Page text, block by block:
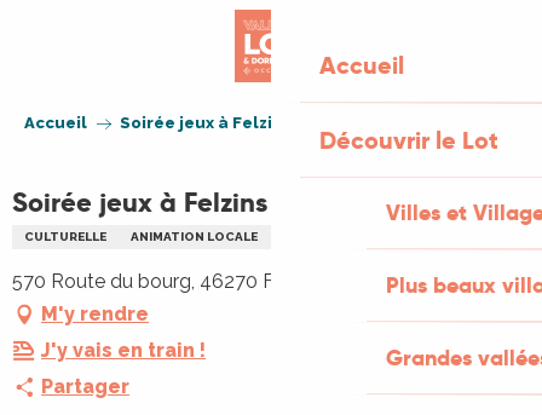
Accueil
Découvrir le Lot
Villes et
Plus beaux
Grandes
Accueil Soirée jeux à Felzins
Soirée jeux à Felzins
CULTURELLE ANIMATION LOCALE
570 Route du bourg, 46270 Felzins
M'y rendre
J'y vais en train !
Partager